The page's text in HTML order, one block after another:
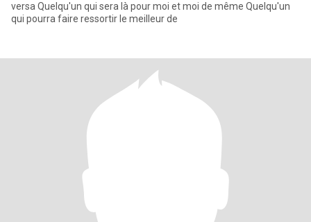
versa Quelqu'un qui sera là pour moi et moi de même Quelqu'un
qui pourra faire ressortir le meilleur de